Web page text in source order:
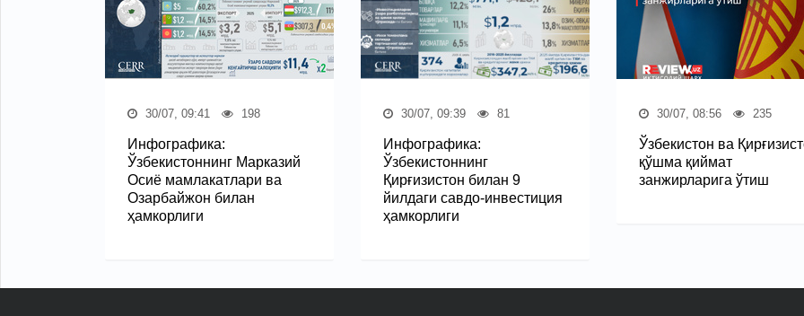
30/07, 09:41 198
Инфографика:
Ўзбекистоннинг Марказий
Осиё мамлакатлари ва
Озарбайжон билан
ҳамкорлиги
30/07, 09:39 81
Инфографика:
Ўзбекистоннинг
Қирғизистон билан 9
йилдаги савдо-инвестиция
ҳамкорлиги
30/07, 08:56 235
Ўзбекистон ва
қўшма қиймат
занжирларига ўтиш